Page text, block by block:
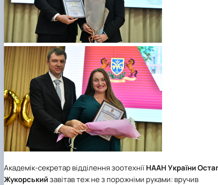
Академік-секретар відділення зоотехніїНААН України
Жукорськийзавітав теж не з порожніми руками: вручив